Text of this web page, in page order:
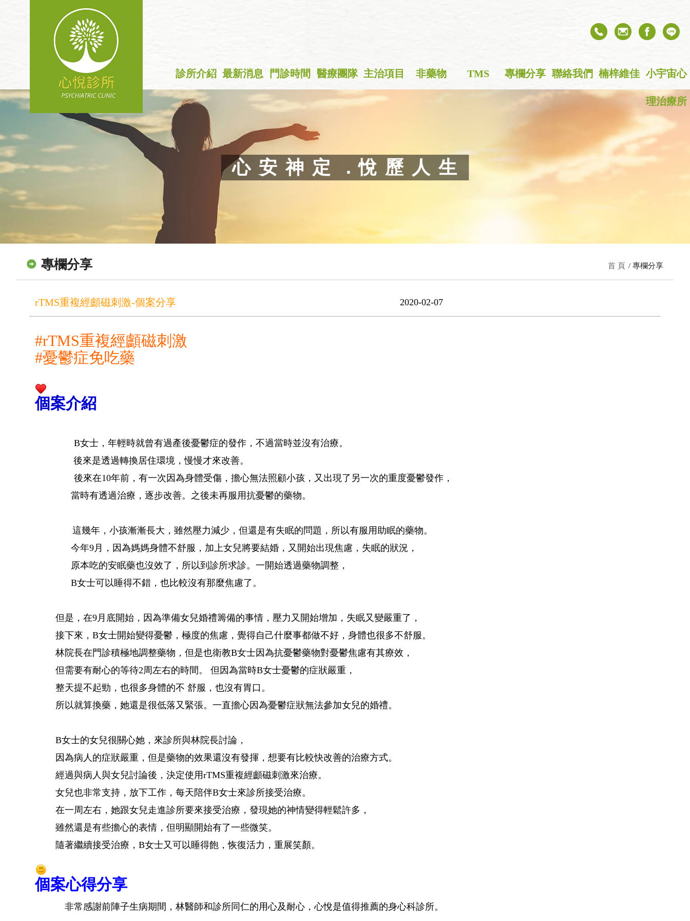
診所介紹
+ 最新消息 門診時間 醫療團隊 主治項目 非藥物+ TMS 專欄分享 聯絡我們 楠梓維佳 小宇宙心
理治療所
心 安 神 定 ．悅 歷 人 生
專欄分享 首 頁 專欄分享
rTMS重複經顱磁刺激-個案分享 2020-02-07
#rTMS重複經顱磁刺激
#憂鬱症免吃藥
個案介紹
B女士，年輕時就曾有過產後憂鬱症的發作，不過當時並沒有治療。
後來是透過轉換居住環境，慢慢才來改善。
後來在10年前，有一次因為身體受傷，擔心無法照顧小孩，又出現了另一次的重度憂鬱發作，
當時有透過治療，逐步改善。之後未再服用抗憂鬱的藥物。
這幾年，小孩漸漸長大，雖然壓力減少，但還是有失眠的問題，所以有服用助眠的藥物。
今年9月，因為媽媽身體不舒服，加上女兒將要結婚，又開始出現焦慮，失眠的狀況，
原本吃的安眠藥也沒效了，所以到診所求診。一開始透過藥物調整，
B女士可以睡得不錯，也比較沒有那麼焦慮了。
但是，在9月底開始，因為準備女兒婚禮籌備的事情，壓力又開始增加，失眠又變嚴重了，
接下來，B女士開始變得憂鬱，極度的焦慮，覺得自己什麼事都做不好，身體也很多不舒服。
林院長在門診積極地調整藥物，但是也衛教B女士因為抗憂鬱藥物對憂鬱焦慮有其療效，
但需要有耐心的等待2周左右的時間。 但因為當時B女士憂鬱的症狀嚴重，
整天提不起勁，也很多身體的不 舒服，也沒有胃口。
所以就算換藥，她還是很低落又緊張。一直擔心因為憂鬱症狀無法參加女兒的婚禮。
B女士的女兒很關心她，來診所與林院長討論，
因為病人的症狀嚴重，但是藥物的效果還沒有發揮，想要有比較快改善的治療方式。
經過與病人與女兒討論後，決定使用rTMS重複經顱磁刺激來治療。
女兒也非常支持，放下工作，每天陪伴B女士來診所接受治療。
在一周左右，她跟女兒走進診所要來接受治療，發現她的神情變得輕鬆許多，
雖然還是有些擔心的表情，但明顯開始有了一些微笑。
隨著繼續接受治療，B女士又可以睡得飽，恢復活力，重展笑顏。
個案心得分享
非常感謝前陣子生病期間，林醫師和診所同仁的用心及耐心，心悅是值得推薦的身心科診所。